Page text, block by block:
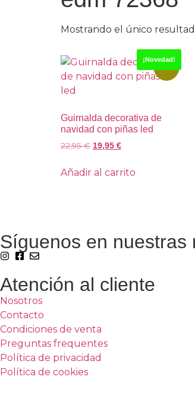
Mostrando el único
¡Novedad!
Guirnalda decorativa de
navidad con piñas led
22,95€ 19,95 €
Añadir al carrito
Síguenos en nuestras
Atención al cliente
Nosotros
Contacto
Condiciones de venta
Preguntas frequentes
Política de privacidad
Política de cookies